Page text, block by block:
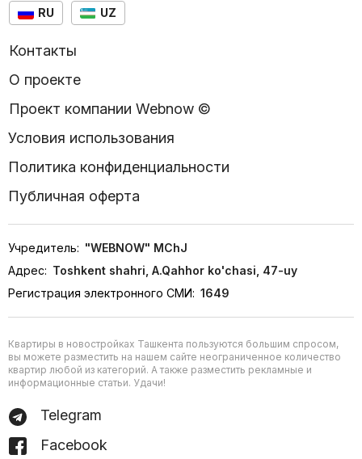
RU UZ
Контакты
О проекте
Проект компании Webnow ©
Условия использования
Политика конфиденциальности
Публичная оферта
Учредитель: "WEBNOW" MChJ
Адрес: Toshkent shahri, A.Qahhor ko'chasi, 47-uy
Регистрация электронного СМИ: 1649
Квартиры в новостройках Ташкента пользуются большим спросом,
вы можете разместить на нашем сайте неограниченное количество
квартир любой из категорий. А также разместить рекламные и
информационные статьи. Удачи!
Telegram
Facebook